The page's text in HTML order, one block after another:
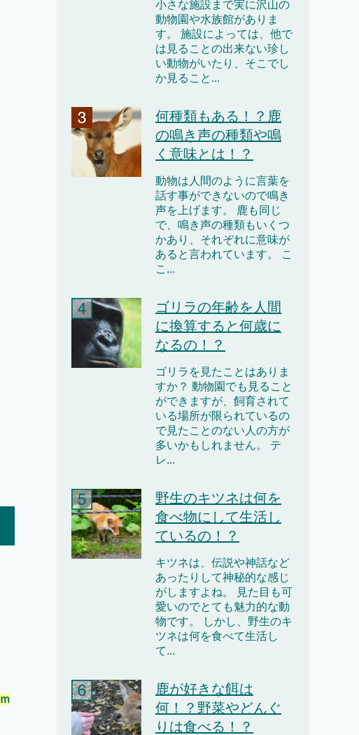
ｍ
小さな施設まで実に沢山の
動物園や水族館がありま
す。 施設によっては、他で
は見ることの出来ない珍し
い動物がいたり、そこでし
か見ること...
何種類もある！？鹿
の鳴き声の種類や鳴
く意味とは！？
動物は人間のように言葉を
話す事ができないので鳴き
声を上げます。 鹿も同じ
で、鳴き声の種類もいくつ
かあり、それぞれに意味が
あると言われています。 こ
こ...
ゴリラの年齢を人間
に換算すると何歳に
なるの！？
ゴリラを見たことはありま
すか？ 動物園でも見ること
ができますが、飼育されて
いる場所が限られているの
で見たことのない人の方が
多いかもしれません。 テ
レ...
野生のキツネは何を
食べ物にして生活し
ているの！？
キツネは、伝説や神話など
あったりして神秘的な感じ
がしますよね。 見た目も可
愛いのでとても魅力的な動
物です。 しかし、野生のキ
ツネは何を食べて生活し
て...
鹿が好きな餌は
何！？野菜やどんぐ
りは食べる！？